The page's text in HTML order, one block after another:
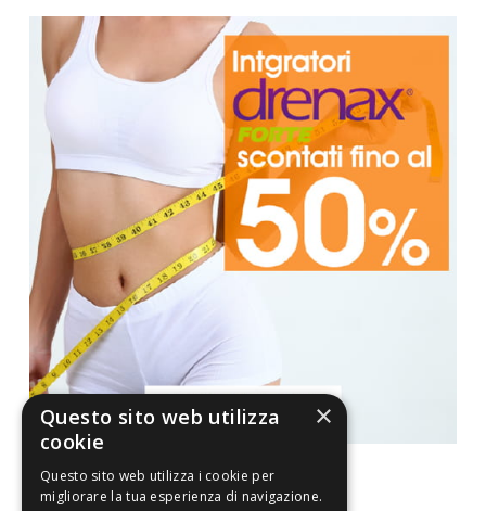
×
Questo sito web utilizza
cookie
Questo sito web utilizza i cookie per
migliorare la tua esperienza di navigazione.